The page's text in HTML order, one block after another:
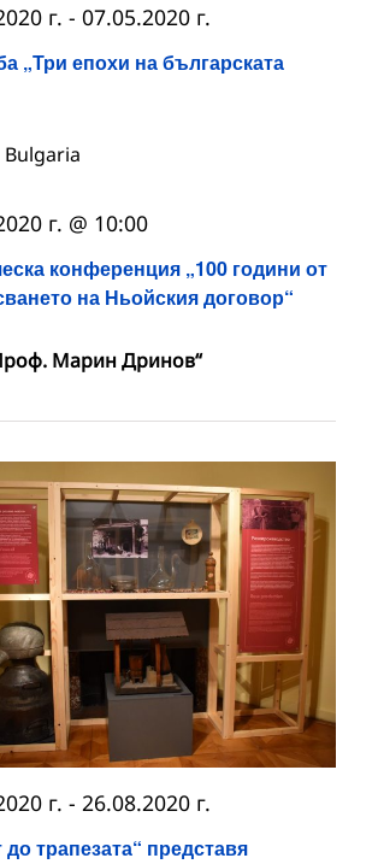
„Три епохи на българската
г. - 07.05.2020 г.
конференция „100 години от
на Ньойския договор“
г. @ 10:00
Марин Дринов“
до трапезата“ представя
г. - 26.08.2020 г.